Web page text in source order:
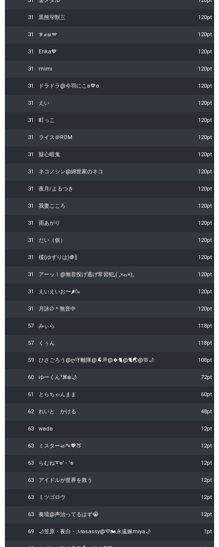
31 黒熊🐻獣三 120pt
31 𝒢ℴ𝓊🪽 120pt
31 Erika💙 120pt
31 mimi 120pt
31 ドラドラ@今羽にこʚ💙ɞ 120pt
31 えい 120pt
31 町っこ 120pt
31 ライス＠ROM 120pt
31 疑心暗鬼 120pt
31 ネコノシン@綿世家のネコ 120pt
31 夜月/よるつき 120pt
31 我妻こころ 120pt
31 雨あがり 120pt
31 だい（仮） 120pt
31 楪(ゆずりは)🍇🍾 120pt
31 アーッ！@無音投げ逃げ常習犯‎꜀( ꜆×ࡇ×)꜆ 120pt
31 えいえいお〜🌶️🍶 120pt
31 月詠∅＊無音中 120pt
57 みぃら 118pt
57 くぅん 118pt
59 ひさごろう@ღ守離隊@🐏💭@🍀🐈@🐈🌏@🌸🌙 108pt
60 ゆーくん¹⌘❄️🌙 72pt
61 とらちゃんまま 60pt
62 れいと かける 48pt
63 wada 12pt
63 ミスター🥗🐾💖🍑 12pt
63 らむね➰𖦹' ‐ '𖦹 12pt
63 アイドルが世界を救う 12pt
63 ミツゴロウ 12pt
63 奏琉@声治ってるはず😭 12pt
69 🌙笠原・夜白・𝓜asassy@💜🏍永遠嫁miya🌙 1pt